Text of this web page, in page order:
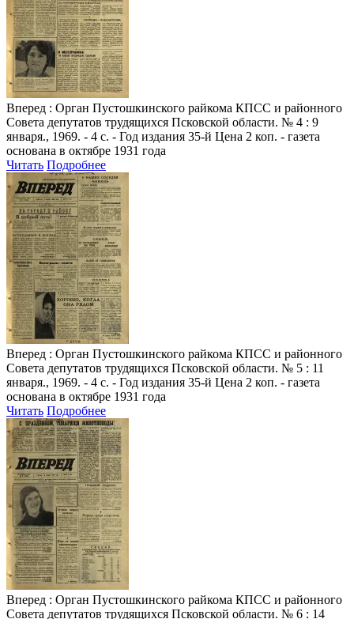
Вперед : Орган Пустошкинского райкома КПСС и районного
Совета депутатов трудящихся Псковской области. № 4 : 9
января., 1969. - 4 с. - Год издания 35-й Цена 2 коп. - газета
основана в октябре 1931 года
Читать Подробнее
Вперед : Орган Пустошкинского райкома КПСС и районного
Совета депутатов трудящихся Псковской области. № 5 : 11
января., 1969. - 4 с. - Год издания 35-й Цена 2 коп. - газета
основана в октябре 1931 года
Читать Подробнее
Вперед : Орган Пустошкинского райкома КПСС и районного
Совета депутатов трудящихся Псковской области. № 6 : 14